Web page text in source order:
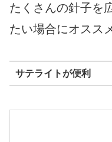
たくさんの針子を
たい場合にオスス
サテライトが便利